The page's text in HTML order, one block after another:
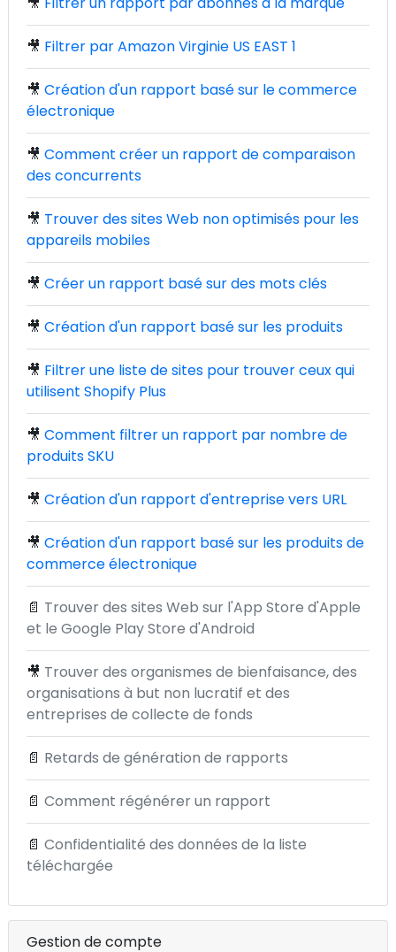
🎥 Filtrer par Amazon Virginie US EAST 1
🎥 Création d'un rapport basé sur le commerce
électronique
🎥 Comment créer un rapport de comparaison
des concurrents
🎥 Trouver des sites Web non optimisés pour les
appareils mobiles
🎥 Créer un rapport basé sur des mots clés
🎥 Création d'un rapport basé sur les produits
🎥 Filtrer une liste de sites pour trouver ceux qui
utilisent Shopify Plus
🎥 Comment filtrer un rapport par nombre de
produits SKU
🎥 Création d'un rapport d'entreprise vers URL
🎥 Création d'un rapport basé sur les produits de
commerce électronique
📄 Trouver des sites Web sur l'App Store d'Apple
et le Google Play Store d'Android
🎥 Trouver des organismes de bienfaisance, des
organisations à but non lucratif et des
entreprises de collecte de fonds
📄 Retards de génération de rapports
📄 Comment régénérer un rapport
📄 Confidentialité des données de la liste
téléchargée
Gestion de compte